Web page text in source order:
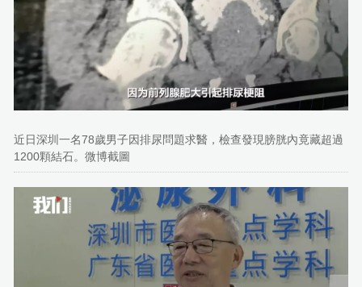
近日深圳一名78歲男子因排尿問題求醫，檢查發現膀胱內竟藏超過
1200顆結石。微博截圖